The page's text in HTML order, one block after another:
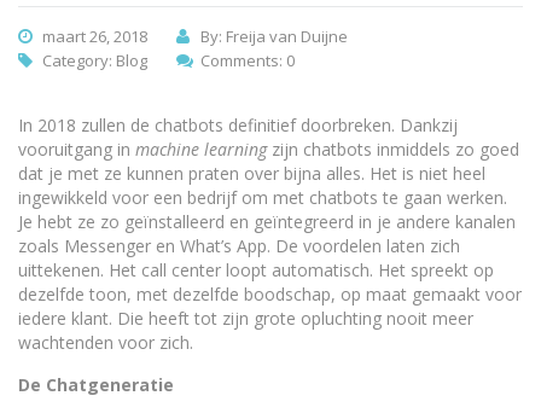
maart 26, 2018
By: Freija van Duijne
Category: Blog Comments: 0
In 2018 zullen de chatbots definitief doorbreken. Dankzij
vooruitgang in machine learningzijn chatbots inmiddels zo goed
dat je met ze kunnen praten over bijna alles. Het is niet heel
ingewikkeld voor een bedrijf om met chatbots te gaan werken.
Je hebt ze zo geïnstalleerd en geïntegreerd in je andere kanalen
zoals Messenger en What’s App. De voordelen laten zich
uittekenen. Het call center loopt automatisch. Het spreekt op
dezelfde toon, met dezelfde boodschap, op maat gemaakt voor
iedere klant. Die heeft tot zijn grote opluchting nooit meer
wachtenden voor zich.
De Chatgeneratie